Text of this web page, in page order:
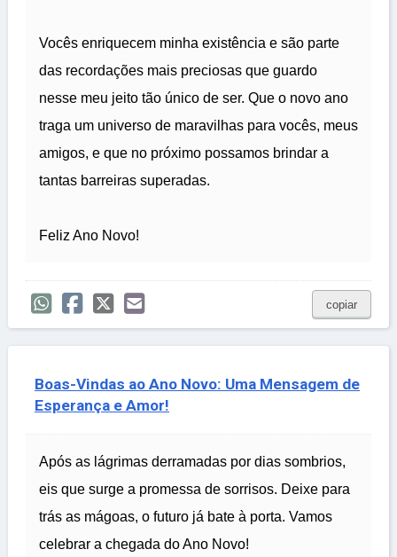
Vocês enriquecem minha existência e são parte
das recordações mais preciosas que guardo
nesse meu jeito tão único de ser. Que o novo ano
traga um universo de maravilhas para vocês, meus
amigos, e que no próximo possamos brindar a
tantas barreiras superadas.
Feliz Ano Novo!
copiar
Boas-Vindas ao Ano Novo: Uma Mensagem de
Esperança e Amor!
Após as lágrimas derramadas por dias sombrios,
eis que surge a promessa de sorrisos. Deixe para
trás as mágoas, o futuro já bate à porta. Vamos
celebrar a chegada do Ano Novo!